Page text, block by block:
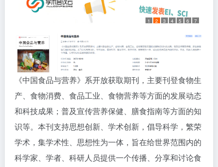
1 2 3 4 5 6 7
《中国食品与营养》系开放获取期刊，主要刊登食物生
产、食物消费、食品工业、食物营养等方面的发展动态
和科技成果；普及宣传营养保健、膳食指南等方面的知
识等。本刊支持思想创新、学术创新，倡导科学，繁荣
学术，集学术性、思想性为一体，旨在给世界范围内的
科学家、学者、科研人员提供一个传播、分享和讨论食